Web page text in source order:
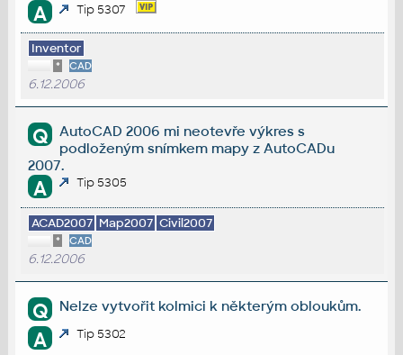
A Tip 5307
Inventor
* CAD
6.12.2006
Q
AutoCAD 2006 mi neotevře výkres s
podloženým snímkem mapy z AutoCADu
2007.
A Tip 5305
ACAD2007 Map2007 Civil2007
* CAD
6.12.2006
Q Nelze vytvořit kolmici k některým obloukům.
A Tip 5302